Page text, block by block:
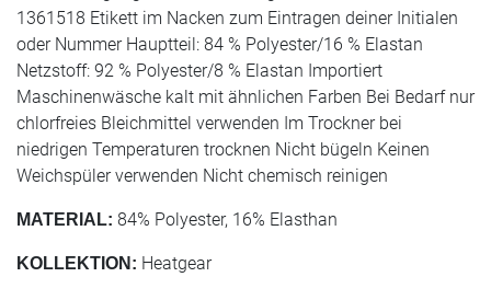
1361518 Etikett im Nacken zum Eintragen deiner Initialen
oder Nummer Hauptteil: 84 % Polyester/16 % Elastan
Netzstoff: 92 % Polyester/8 % Elastan Importiert
Maschinenwäsche kalt mit ähnlichen Farben Bei Bedarf nur
chlorfreies Bleichmittel verwenden Im Trockner bei
niedrigen Temperaturen trocknen Nicht bügeln Keinen
Weichspüler verwenden Nicht chemisch reinigen
MATERIAL: 84% Polyester, 16% Elasthan
KOLLEKTION: Heatgear